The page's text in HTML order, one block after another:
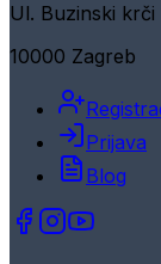
Ul. Buzinski krči
10000 Zagreb
Prijava
Blog